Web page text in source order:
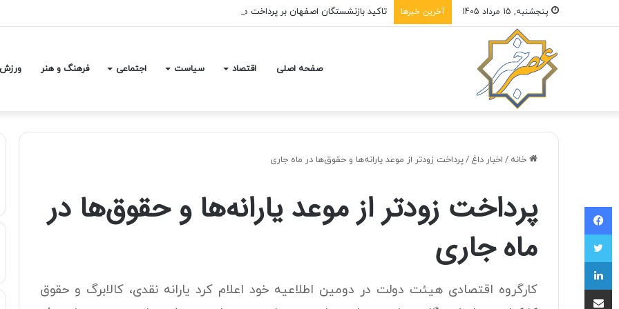
پنجشنبه, 15 مرداد 1405 آخرین خبرها تاکید بازنشستگان اصفهان بر پرداخت مطالبات و بهبود شرایط معیشتی
صفحه اصلی اقتصاد سیاست اجتماعی فرهنگ و هنر ورزش
خانه / اخبار داغ /پرداخت زودتر از موعد یارانه‌ها و حقوق‌ها در ماه جاری
پرداخت زودتر از موعد یارانه‌ها و حقوق‌ها در
ماه جاری
کارگروه اقتصادی هیئت دولت در دومین اطلاعیه خود اعلام کرد یارانه نقدی، کالابرگ و حقوق